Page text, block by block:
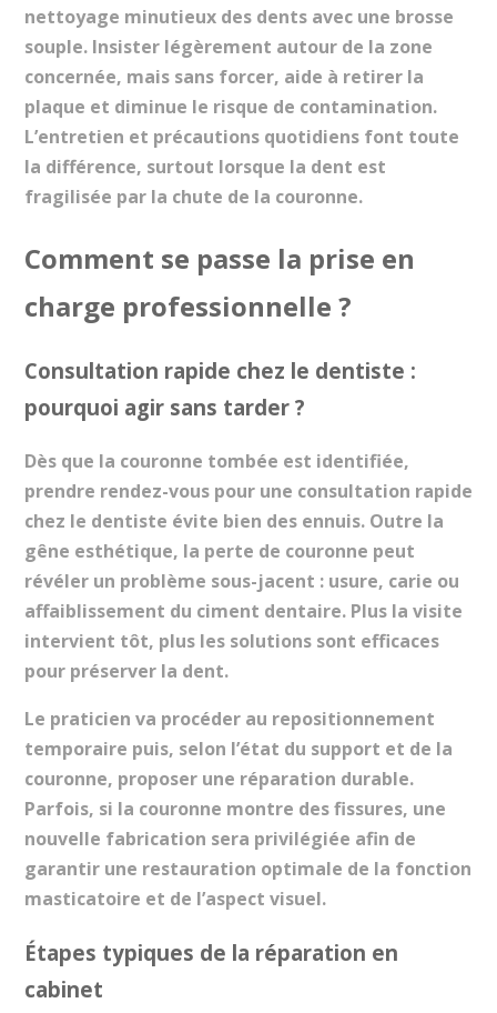
nettoyage minutieux des dents avec une brosse
souple. Insister légèrement autour de la zone
concernée, mais sans forcer, aide à retirer la
plaque et diminue le risque de contamination.
L’entretien et précautions quotidiens font toute
la différence, surtout lorsque la dent est
fragilisée par la chute de la couronne.
Comment se passe la prise en
charge professionnelle ?
Consultation rapide chez le dentiste :
pourquoi agir sans tarder ?
Dès que la couronne tombée est identifiée,
prendre rendez-vous pour une consultation rapide
chez le dentiste évite bien des ennuis. Outre la
gêne esthétique, la perte de couronne peut
révéler un problème sous-jacent : usure, carie ou
affaiblissement du ciment dentaire. Plus la visite
intervient tôt, plus les solutions sont efficaces
pour préserver la dent.
Le praticien va procéder au repositionnement
temporaire puis, selon l’état du support et de la
couronne, proposer une réparation durable.
Parfois, si la couronne montre des fissures, une
nouvelle fabrication sera privilégiée afin de
garantir une restauration optimale de la fonction
masticatoire et de l’aspect visuel.
Étapes typiques de la réparation en
cabinet